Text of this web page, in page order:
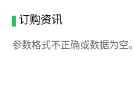
订购资讯
参数格式不正确或数据为空。